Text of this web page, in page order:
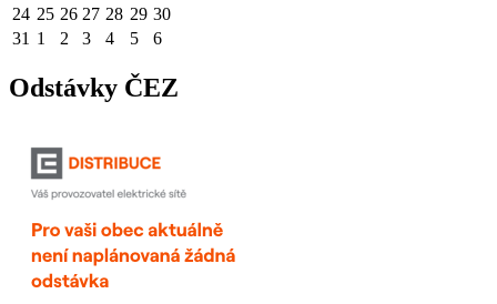
24 25 26 27 28 29 30
31 1 2 3 4 5 6
Odstávky ČEZ